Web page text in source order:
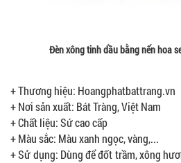
Đèn xông tinh dầu bằng nến hoa
+ Thương hiệu: Hoangphatbattrang.vn
+ Nơi sản xuất: Bát Tràng, Việt Nam
+ Chất liệu: Sứ cao cấp
+ Màu sắc: Màu xanh ngọc, vàng,...
+ Sử dụng: Dùng để đốt trầm, xông